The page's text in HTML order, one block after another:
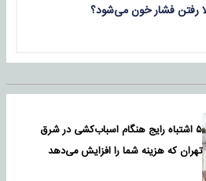
رفتن فشار خون می‌شود؟
۵ اشتباه رایج هنگام اسباب‌کشی در شرق
تهران که هزینه شما را افزایش می‌دهد